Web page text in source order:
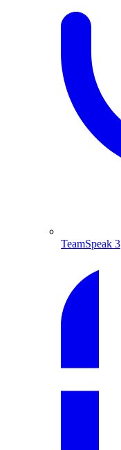
TeamSpeak 3